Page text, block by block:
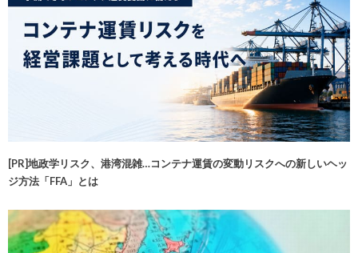
[PR]地政学リスク、港湾混雑…コンテナ運賃の変動リスクへの新しいヘッ
ジ方法「FFA」とは